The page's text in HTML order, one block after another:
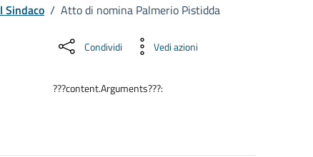
Sindaco / Atto di nomina Palmerio Pistidda
Condividi Vedi azioni
???content.Arguments???: